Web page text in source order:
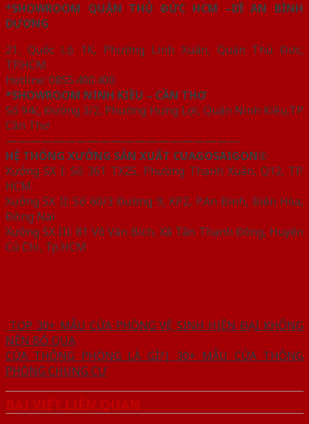
*SHOWROOM QUẬN THỦ ĐỨC HCM –DĨ AN BÌNH
DƯƠNG
21, Quốc Lộ 1K, Phường Linh Xuân, Quận Thủ Đức,
TP.HCM
Hotline: 0855.400.400
*SHOWROOM NINH KIỀU – CẦN THƠ
Số 94c, Đường 3/2, Phường Hưng Lợi, Quận Ninh Kiều,TP
Cần Thơ
————————————————————
HỆ THỐNG XƯỞNG SẢN XUẤT CUAGOSAIGON®
Xưởng SX I: Số 361 TX25, Phường Thạnh Xuân, Q12, TP.
HCM.
Xưởng SX II: Số 60/3 Đường 9, KP2, P.An Bình, Biên Hòa,
Đồng Nai
Xưởng SX III: 81 Võ Văn Bích, Xã Tân Thạnh Đông, Huyện
Củ Chi, Tp.HCM
TOP 30+ MẪU CỬA PHÒNG VỆ SINH HIỆN ĐẠI KHÔNG
NÊN BỎ QUA
CỬA THÔNG PHÒNG LÀ GÌ?| 30+ MẪU CỬA THÔNG
PHÒNG CHUNG CƯ
BÀI VIẾT LIÊN QUAN